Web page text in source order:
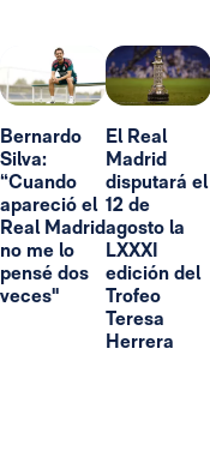
Bernardo
Silva:
“Cuando
apareció el
Real Madrid
no me lo
pensé dos
veces"
El Real
Madrid
disputará el
12 de
agosto la
LXXXI
edición del
Trofeo
Teresa
Herrera